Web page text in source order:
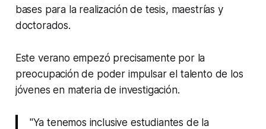
bases para la realización de tesis, maestrías y
doctorados.
Este verano empezó precisamente por la
preocupación de poder impulsar el talento de los
jóvenes en materia de investigación.
"Ya tenemos inclusive estudiantes de la